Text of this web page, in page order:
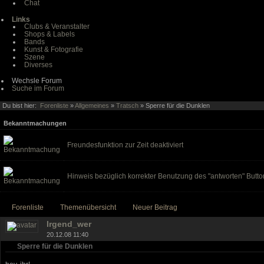
Chat
Links
Clubs & Veranstalter
Shops & Labels
Bands
Kunst & Fotografie
Szene
Diverses
Wechsle Forum
Suche im Forum
Du bist hier: Forenliste »Allgemeines » Tratsch » Sperre für die Dunklen
Bekanntmachungen
Freundesfunktion zur Zeit deaktiviert
Hinweis bezüglich korrekter Benutzung des "antworten"
Forenliste Themenübersicht Neuer Beitrag
Irgend_wer
20.12.08 11:40
Sperre für die Dunklen